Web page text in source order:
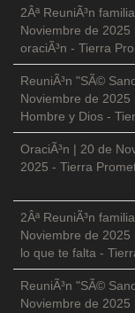
2Âª ReuniÃ³n
Noviembre de 2025
oraciÃ³n - Tierra
ReuniÃ³n "SÃ©
Noviembre de 2025
Hombre y Dios -
OraciÃ³n | 20 de
2025 - Tierra
2Âª ReuniÃ³n
Noviembre de 2025
lo que te falta -
ReuniÃ³n "SÃ©
Noviembre de